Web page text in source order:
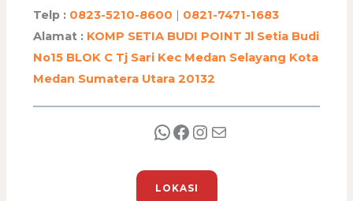
Telp : 0823-5210-8600 | 0821-7471-1683
Alamat : KOMP SETIA BUDI POINT Jl Setia Budi
No15 BLOK C Tj Sari Kec Medan Selayang Kota
Medan Sumatera Utara 20132
LOKASI